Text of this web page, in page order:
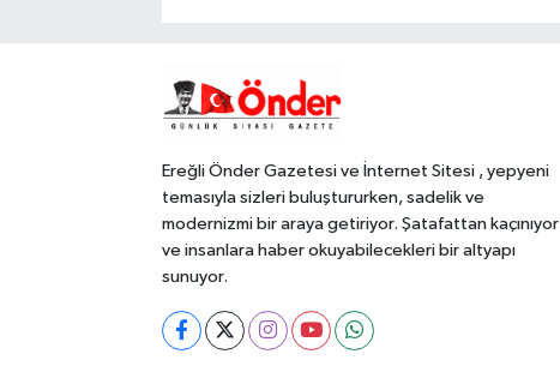
Ereğli Önder Gazetesi ve İnternet Sitesi , yepyeni
temasıyla sizleri buluştururken, sadelik ve
modernizmi bir araya getiriyor. Şatafattan kaçınıyor
ve insanlara haber okuyabilecekleri bir altyapı
sunuyor.